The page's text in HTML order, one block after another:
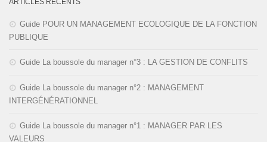
Guide POUR UN MANAGEMENT ECOLOGIQUE DE LA FONCTION
PUBLIQUE
Guide La boussole du manager n°3 : LA GESTION DE CONFLITS
Guide La boussole du manager n°2 : MANAGEMENT
INTERGÉNÉRATIONNEL
Guide La boussole du manager n°1 : MANAGER PAR LES
VALEURS